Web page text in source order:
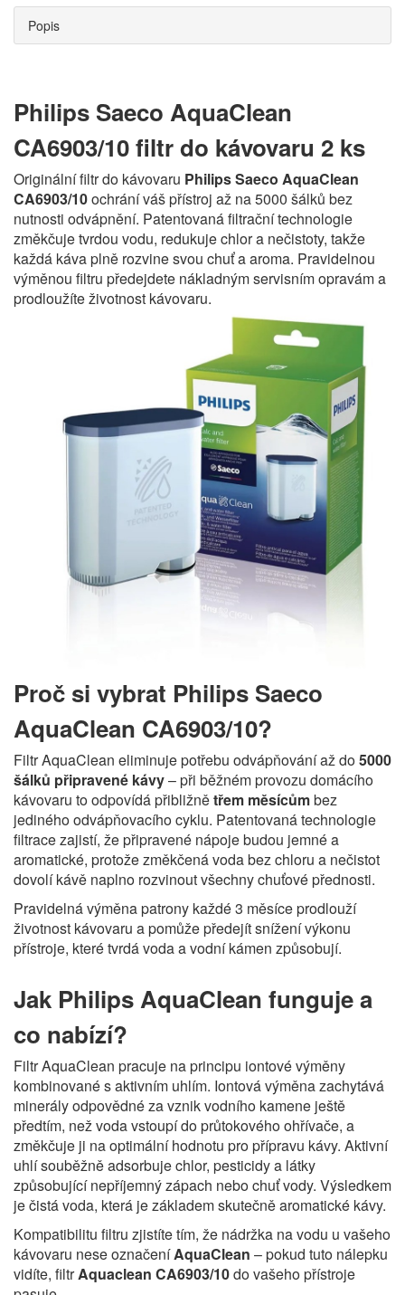
Popis
Philips Saeco AquaClean
CA6903/10 filtr do kávovaru 2 ks
Originální filtr do kávovaru Philips Saeco AquaClean
CA6903/10ochrání váš přístroj až na 5000 šálků bez
nutnosti odvápnění. Patentovaná filtrační technologie
změkčuje tvrdou vodu, redukuje chlor a nečistoty, takže
každá káva plně rozvine svou chuť a aroma. Pravidelnou
výměnou filtru předejdete nákladným servisním opravám a
prodloužíte životnost kávovaru.
Proč si vybrat Philips Saeco
AquaClean CA6903/10?
Filtr AquaClean eliminuje potřebu odvápňování až do5000
šálků připravené kávy– při běžném provozu domácího
kávovaru to odpovídá přibližnětřem měsícůmbez
jediného odvápňovacího cyklu. Patentovaná technologie
filtrace zajistí, že připravené nápoje budou jemné a
aromatické, protože změkčená voda bez chloru a nečistot
dovolí kávě naplno rozvinout všechny chuťové přednosti.
Pravidelná výměna patrony každé 3 měsíce prodlouží
životnost kávovaru a pomůže předejít snížení výkonu
přístroje, které tvrdá voda a vodní kámen způsobují.
Jak Philips AquaClean funguje a
co nabízí?
Filtr AquaClean pracuje na principu iontové výměny
kombinované s aktivním uhlím. Iontová výměna zachytává
minerály odpovědné za vznik vodního kamene ještě
předtím, než voda vstoupí do průtokového ohřívače, a
změkčuje ji na optimální hodnotu pro přípravu kávy. Aktivní
uhlí souběžně adsorbuje chlor, pesticidy a látky
způsobující nepříjemný zápach nebo chuť vody. Výsledkem
je čistá voda, která je základem skutečně aromatické kávy.
Kompatibilitu filtru zjistíte tím, že nádržka na vodu u vašeho
kávovaru nese označeníAquaClean – pokud tuto nálepku
vidíte, filtrAquaclean CA6903/10do vašeho přístroje